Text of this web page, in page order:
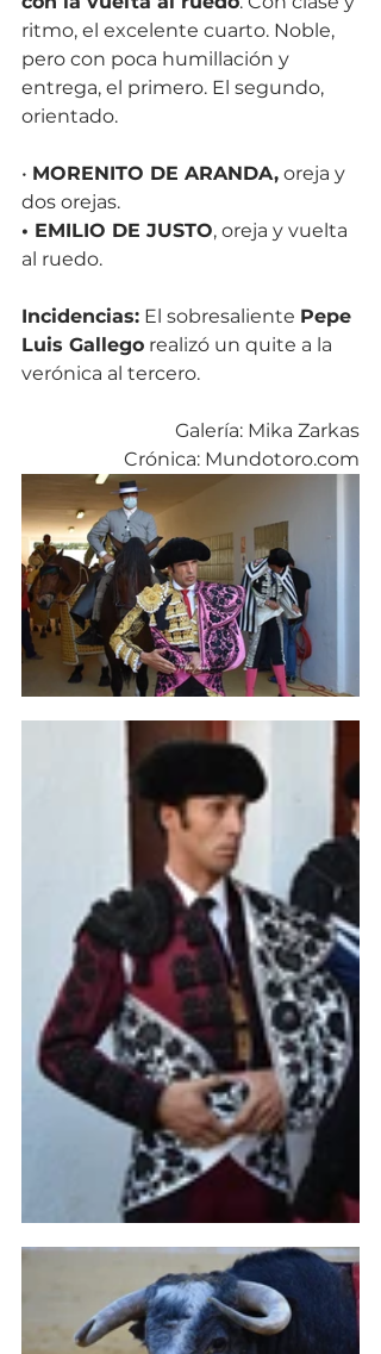
ritmo, el excelente cuarto. Noble,
pero con poca humillación y
entrega, el primero. El segundo,
orientado.
• MORENITO DE ARANDA, oreja y
dos orejas.
• EMILIO DE JUSTO, oreja y vuelta
al ruedo.
Incidencias: El sobresaliente Pepe
Luis Gallego realizó un quite a la
verónica al tercero.
Galería: Mika Zarkas
Crónica: Mundotoro.com